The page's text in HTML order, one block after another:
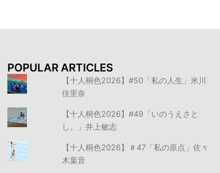
POPULAR ARTICLES
【十人桐色2026】#50「私の人生」米川
佳里奈
【十人桐色2026】#49「いのうえさと
し。」井上敏志
【十人桐色2026】＃47「私の原点」佐々
木葉音